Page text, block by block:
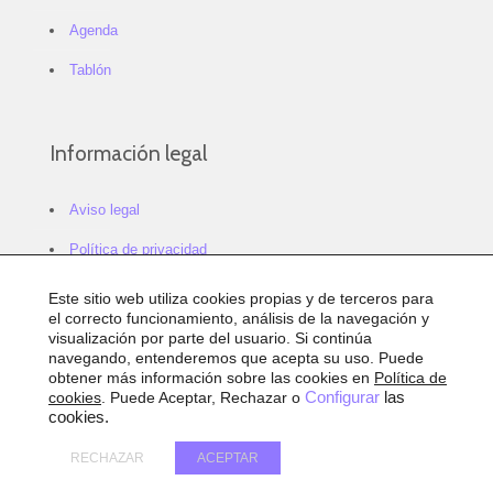
Agenda
Tablón
Información legal
Aviso legal
Política de privacidad
Política de cookies
Configurar cookies
Sitemap
Accesibilidad
Este sitio web utiliza cookies propias y de terceros para
el correcto funcionamiento, análisis de la navegación y
visualización por parte del usuario. Si continúa
navegando, entenderemos que acepta su uso. Puede
obtener más información sobre las cookies en Política de
cookies . Puede Aceptar, Rechazar o Configurar las
cookies.
ACEPTAR
RECHAZAR